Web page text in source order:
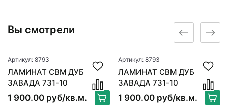
Вы смотрели
Артикул: 8793
ЛАМИНАТ CBM ДУБ
ЗАВАДА 731-10
1 900.00 руб/кв.м.
Артикул: 8793
ЛАМИНАТ CBM ДУБ
ЗАВАДА 731-10
1 900.00 руб/кв.м.